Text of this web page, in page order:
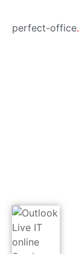
perfect-office.